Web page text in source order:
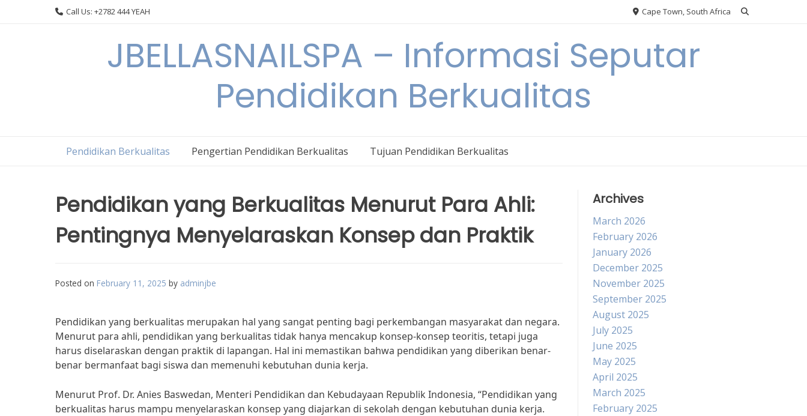
Call Us: +2782 444 YEAH Cape Town, South Africa
JBELLASNAILSPA – Informasi Seputar
Pendidikan Berkualitas
Pendidikan Berkualitas Pengertian Pendidikan Berkualitas Tujuan Pendidikan Berkualitas
Pendidikan yang Berkualitas Menurut Para Ahli:
Pentingnya Menyelaraskan Konsep dan Praktik
Posted on February 11, 2025 by adminjbe
Pendidikan yang berkualitas merupakan hal yang sangat penting bagi perkembangan masyarakat dan negara.
Menurut para ahli, pendidikan yang berkualitas tidak hanya mencakup konsep-konsep teoritis, tetapi juga
harus diselaraskan dengan praktik di lapangan. Hal ini memastikan bahwa pendidikan yang diberikan benar-
benar bermanfaat bagi siswa dan memenuhi kebutuhan dunia kerja.
Menurut Prof. Dr. Anies Baswedan, Menteri Pendidikan dan Kebudayaan Republik Indonesia, “Pendidikan yang
berkualitas harus mampu menyelaraskan konsep yang diajarkan di sekolah dengan kebutuhan dunia kerja.
Archives
March 2026
February 2026
January 2026
December 2025
November 2025
September 2025
August 2025
July 2025
June 2025
May 2025
April 2025
March 2025
February 2025